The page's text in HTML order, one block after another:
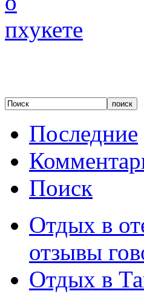
Последние
Поиск
Отдых в
отзывы
Отдых в